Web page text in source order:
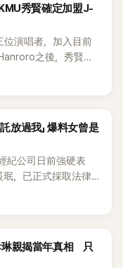
秀賢確定加盟J-
位演唱者，加入目前
之後，秀賢已
成錄音。
放過我」 爆料女曾是
紀公司日前強硬表
，已正式採取法律
群平台公開爆料，反
SHINee、NCT等偶
琳親揭當年真相 只